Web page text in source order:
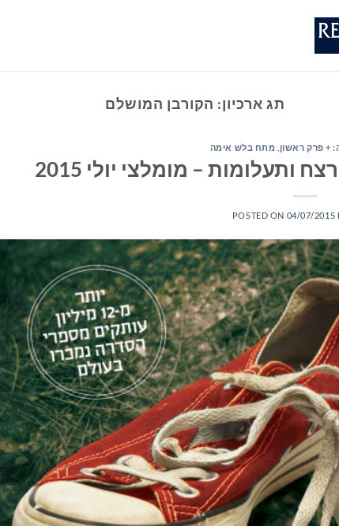
תג ארכיון: הקורבן המושלם
+ פרק ראשון מתח בלש אימה
– מומלצי יולי 2015
POSTED ON 04/07/2015